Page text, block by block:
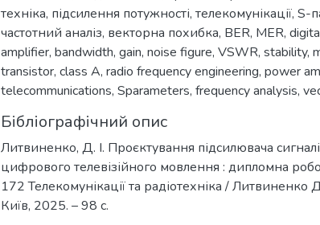
техніка, підсилення потужності, телекомунікації, S-
частотний аналіз, векторна похибка, BER, MER,
amplifier, bandwidth, gain, noise figure, VSWR, stability,
transistor, class A, radio frequency engineering, power
telecommunications, Sparameters, frequency analysis,
Бібліографічний опис
Литвиненко, Д. І. Проєктування підсилювача
цифрового телевізійного мовлення : дипломна
172 Телекомунікації та радіотехніка / Литвиненко
Київ, 2025. – 98 с.